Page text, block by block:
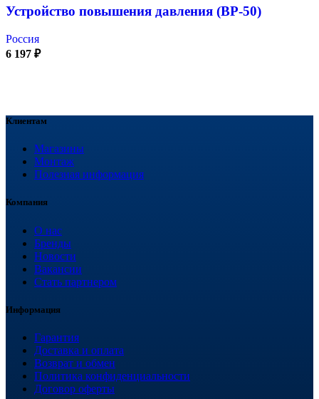
Устройство повышения давления (BP-50)
Россия
6 197 ₽
Клиентам
Магазины
Монтаж
Полезная информация
Компания
О нас
Бренды
Новости
Вакансии
Стать партнером
Информация
Гарантия
Доставка и оплата
Возврат и обмен
Политика конфиденциальности
Договор оферты